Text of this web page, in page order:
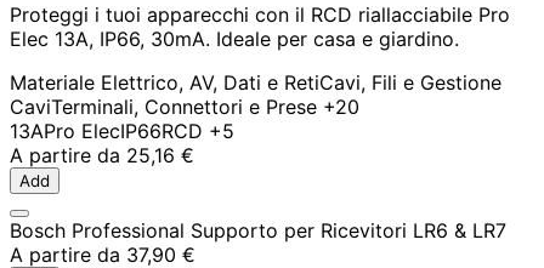
Proteggi i tuoi apparecchi con il RCD riallacciabile Pro
Elec 13A, IP66, 30mA. Ideale per casa e giardino.
Materiale Elettrico, AV, Dati e RetiCavi, Fili e Gestione
CaviTerminali, Connettori e Prese +20
13APro ElecIP66RCD +5
A partire da 25,16 €
Add
Bosch Professional Supporto per Ricevitori LR6 & LR7
A partire da 37,90 €